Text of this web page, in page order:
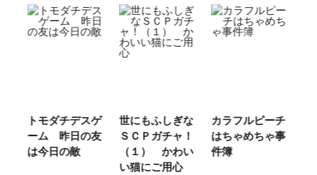
トモダチデスゲ
ーム 昨日の友
は今日の敵
世にもふしぎな
ＳＣＰガチャ！
（１） かわい
い猫にご用心
カラフルピーチ
はちゃめちゃ事
件簿